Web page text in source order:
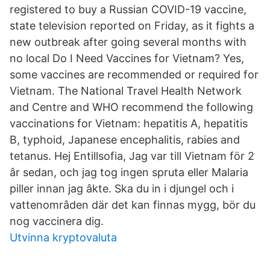
registered to buy a Russian COVID-19 vaccine,
state television reported on Friday, as it fights a
new outbreak after going several months with
no local Do I Need Vaccines for Vietnam? Yes,
some vaccines are recommended or required for
Vietnam. The National Travel Health Network
and Centre and WHO recommend the following
vaccinations for Vietnam: hepatitis A, hepatitis
B, typhoid, Japanese encephalitis, rabies and
tetanus. Hej Entillsofia, Jag var till Vietnam för 2
âr sedan, och jag tog ingen spruta eller Malaria
piller innan jag âkte. Ska du in i djungel och i
vattenomrâden där det kan finnas mygg, bör du
nog vaccinera dig.
Utvinna kryptovaluta